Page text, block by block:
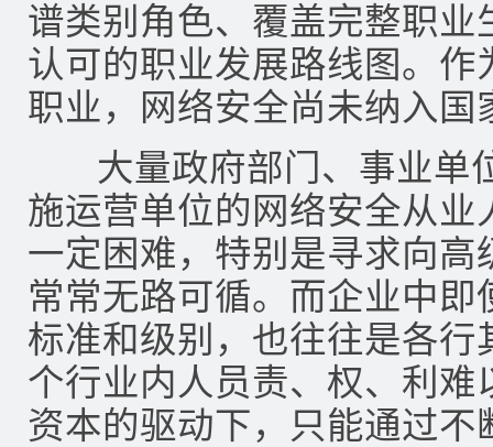
谱类别角色、覆盖完整职
认可的职业发展路线图。
职业，网络安全尚未纳入国
大量政府部门、事业单
施运营单位的网络安全从
一定困难，特别是寻求向
常常无路可循。而企业中
标准和级别，也往往是各
个行业内人员责、权、利
资本的驱动下，只能通过